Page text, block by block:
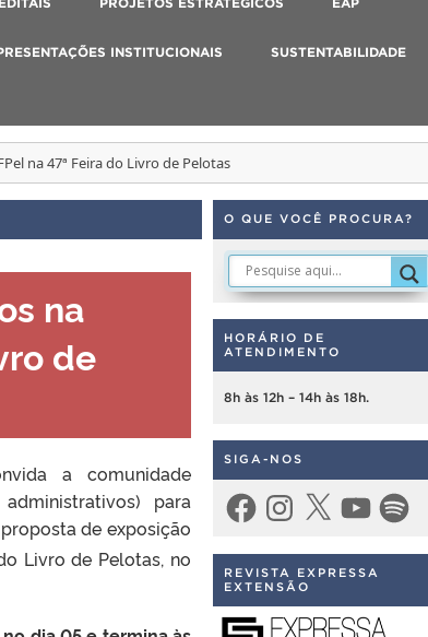
INSTITUCIONAIS SUSTENTABILIDADE
na 47ª Feira do Livro de Pelotas
na
de
a comunidade
para
de exposição
Livro de Pelotas, no
O QUE VOCÊ PROCURA?
HORÁRIO DE
ATENDIMENTO
8h às 12h – 14h às 18h.
SIGA-NOS
FacebookInstagram
X YouTubeSpotify
REVISTA EXPRESSA
EXTENSÃO